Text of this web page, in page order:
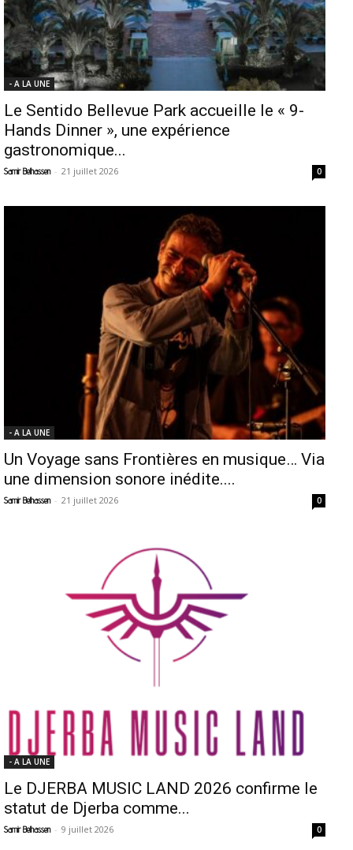
- A LA UNE
Le Sentido Bellevue Park accueille le « 9-
Hands Dinner », une expérience
gastronomique...
Samir Belhassen - 21 juillet 2026 0
- A LA UNE
Un Voyage sans Frontières en musique… Via
une dimension sonore inédite....
Samir Belhassen - 21 juillet 2026 0
- A LA UNE
Le DJERBA MUSIC LAND 2026 confirme le
statut de Djerba comme...
Samir Belhassen - 9 juillet 2026 0